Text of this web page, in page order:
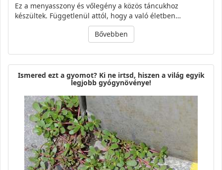
Ez a menyasszony és vőlegény a közös táncukhoz
készültek. Függetlenül attól, hogy a való életben…
Bővebben
Ismered ezt a gyomot? Ki ne irtsd, hiszen a világ egyik
legjobb gyógynövénye!